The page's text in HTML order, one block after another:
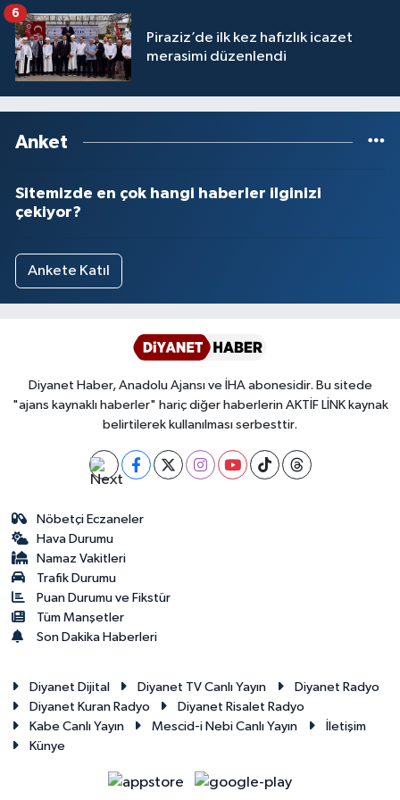
Piraziz’de ilk kez hafızlık icazet
merasimi düzenlendi
6
Anket
Sitemizde en çok hangi haberler ilginizi
çekiyor?
Ankete Katıl
Diyanet Haber, Anadolu Ajansı ve İHA abonesidir. Bu sitede
"ajans kaynaklı haberler" hariç diğer haberlerin AKTİF LİNK kaynak
belirtilerek kullanılması serbesttir.
Nöbetçi Eczaneler
Hava Durumu
Namaz Vakitleri
Trafik Durumu
Puan Durumu ve Fikstür
Tüm Manşetler
Son Dakika Haberleri
Diyanet Dijital Diyanet TV Canlı Yayın
Diyanet Radyo
Diyanet Kuran Radyo
Diyanet Risalet Radyo
Kabe Canlı Yayın
Mescid-i Nebi Canlı Yayın
İletişim
Künye